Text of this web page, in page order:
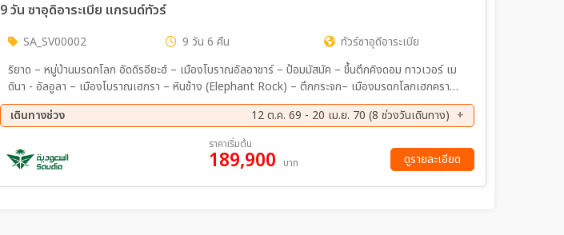
9 วัน ซาอุดิอาระเบีย แกรนด์ทัวร์
SA_SV00002 9 วัน 6 คืน
ทัวร์ซาอุดีอาระเบีย
ริยาด – หมู่บ้านมรดกโลก อัดดิรอียะฮ์ – เมืองโบราณอัลอาชาร์ – ป้อมมัสมัค – ขึ้นตึกคิงดอม ทาวเวอร์ เม
ดินา - อัลอูลา – เมืองโบราณเฮกรา – หินช้าง (Elephant Rock) – ตึกกระจก– เมืองมรดกโลกเฮกครา
เจดดาห์ - Dune Safari – เมืองมรดกโลกอัล บาลัด – รถไฟความเร็วสูง (High Speed Train)
เดินทางช่วง
12 ต.ค. 69 - 20 เม.ย. 70 (8 ช่วงวันเดินทาง)
19 ต.ค. 69 - 27 ต.ค. 69
28 ธ.ค. 69 - 05 ม.ค. 70
18 ม.ค. 70 - 26 ม.ค. 70
15 ก.พ. 70 - 23 ก.พ. 70
ราคาเริ่มต้น
189,900 บาท ดูรายละเอียด